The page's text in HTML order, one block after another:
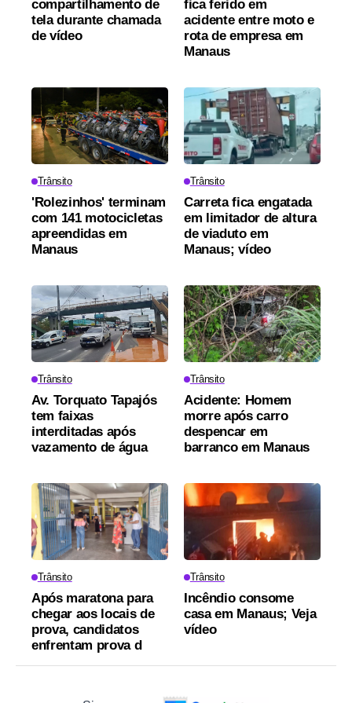
compartilhamento de
tela durante chamada
de vídeo
fica ferido em
acidente entre moto e
rota de empresa em
Manaus
Trânsito
'Rolezinhos' terminam
com 141 motocicletas
apreendidas em
Manaus
Trânsito
Carreta fica engatada
em limitador de altura
de viaduto em
Manaus; vídeo
Trânsito
Av. Torquato Tapajós
tem faixas
interditadas após
vazamento de água
Trânsito
Acidente: Homem
morre após carro
despencar em
barranco em Manaus
Trânsito
Após maratona para
chegar aos locais de
prova, candidatos
enfrentam prova d
Trânsito
Incêndio consome
casa em Manaus; Veja
vídeo